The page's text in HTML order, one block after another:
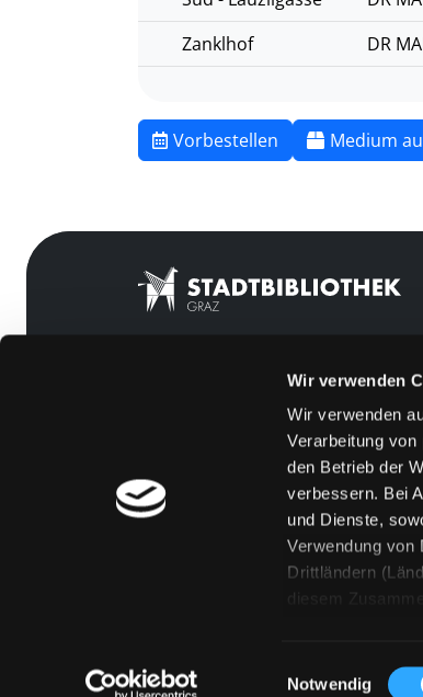
Wir verwenden
Wir verwenden
Verarbeitung
den Betrieb der
verbessern. Bei
und Dienste,
Verwendung von
Drittländern
diesem
„Details zeigen“
Notwendig
Zanklhof
DR
Vorbestellen Medium
[kju:b]
Feedback
Kontakt
Über uns
Jobs
FAQs